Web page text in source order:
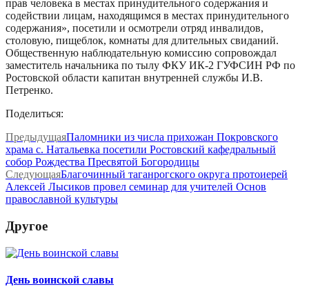
прав человека в местах принудительного содержания и
содействии лицам, находящимся в местах принудительного
содержания», посетили и осмотрели отряд инвалидов,
столовую, пищеблок, комнаты для длительных свиданий.
Общественную наблюдательную комиссию сопровождал
заместитель начальника по тылу ФКУ ИК-2 ГУФСИН РФ по
Ростовской области капитан внутренней службы И.В.
Петренко.
Поделиться:
ПредыдущаяПаломники из числа прихожан Покровского
храма с. Натальевка посетили Ростовский кафедральный
собор Рождества Пресвятой Богородицы
СледующаяБлагочинный таганрогского округа протоиерей
Алексей Лысиков провел семинар для учителей Основ
православной культуры
Другое
День воинской славы